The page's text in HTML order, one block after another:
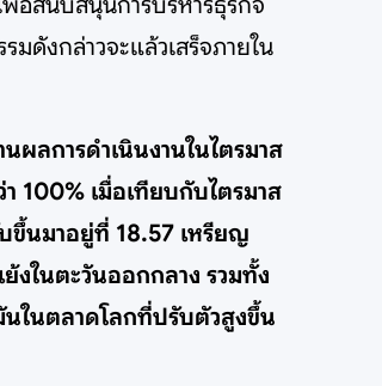
มดังกล่าวจะแล้วเสร็จภายใน
ผลการดำเนินงานในไตรมาส
100% เมื่อเทียบกับไตรมาส
ขึ้นมาอยู่ที่ 18.57 เหรียญ
ในตะวันออกกลาง รวมทั้ง
นในตลาดโลกที่ปรับตัวสูงขึ้น